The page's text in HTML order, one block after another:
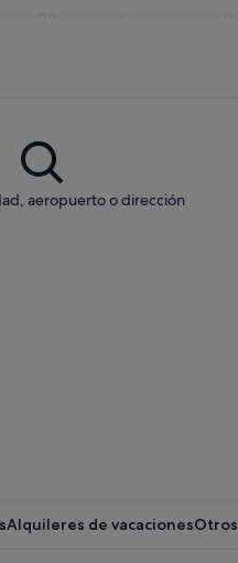
de
aeropuerto o dirección
70
deban pagar un recargo.
Alquileres de vacacionesOtros